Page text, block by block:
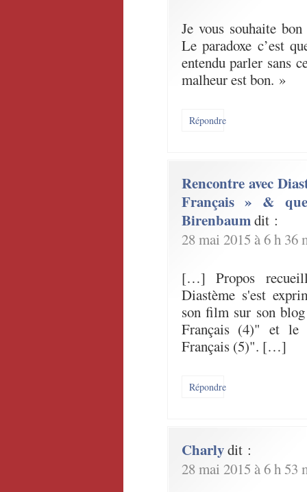
Je vous souhaite
Le paradoxe c’est
entendu parler sans
malheur est bon. »
Répondre
Rencontre avec
Français » &
Birenbaumdit :
28 mai 2015 à 6 h 36
[…] Propos
Diastème s'est
son film sur son
Français (4)" et
Français (5)". […]
Répondre
Charlydit :
28 mai 2015 à 6 h 53